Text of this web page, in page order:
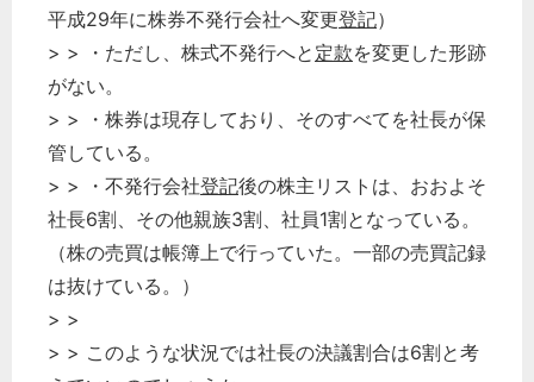
平成29年に株券不発行会社へ変更登記）
> > ・ただし、株式不発行へと 定款を変更した形跡
がない。
> > ・株券は現存しており、そのすべてを社長が保
管している。
> > ・不発行会社登記後の株主リストは、おおよそ
社長6割、その他親族3割、社員1割となっている。
（株の売買は帳簿上で行っていた。一部の売買記録
は抜けている。）
> >
> > このような状況では社長の決議割合は6割と考